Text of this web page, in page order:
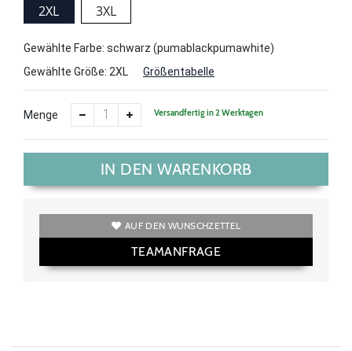
2XL
3XL
Gewählte Farbe: schwarz (pumablackpumawhite)
Gewählte Größe: 2XL Größentabelle
Menge Versandfertig in 2 Werktagen
IN DEN WARENKORB
AUF DEN WUNSCHZETTEL
TEAMANFRAGE